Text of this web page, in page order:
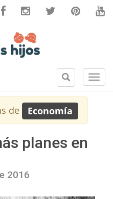
S
e
B
u
s
c
a
de Economía
planes en
2016